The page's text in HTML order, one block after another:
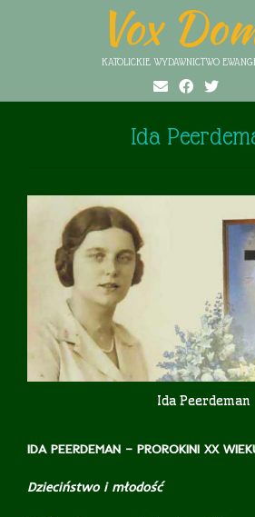
Vox
KATOLICKIE WYDAWNICTWO
Ida
Ida Peerdeman
IDA PEERDEMAN – PROROKINI XX
Dzieciństwo i młodość